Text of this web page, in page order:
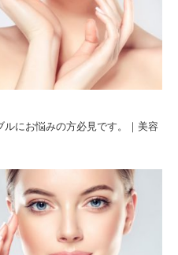
にお悩みの方必見です。｜美容